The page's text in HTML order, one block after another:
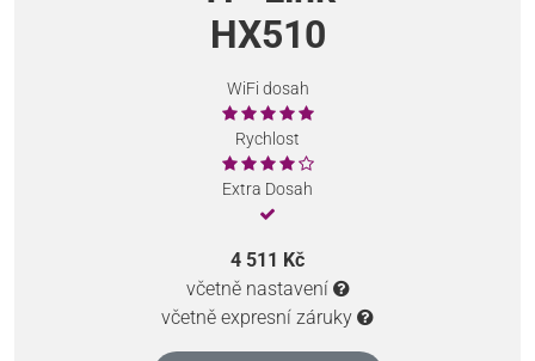
HX510
WiFi dosah
Rychlost
Extra Dosah
4 511 Kč
včetně nastavení
včetně expresní záruky